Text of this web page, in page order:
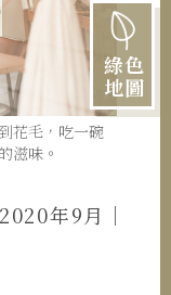
綠色
地圖
花毛，吃一碗
滋味。
年9月｜